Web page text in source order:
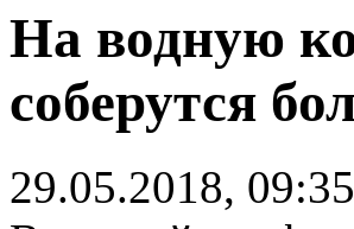
На водную
соберутся
29.05.2018, 09:35